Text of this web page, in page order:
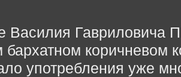
Василия Гавриловича
бархатном коричневом
употребления уже